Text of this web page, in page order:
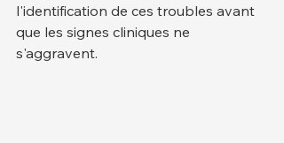
l'identification de ces troubles avant
que les signes cliniques ne
s'aggravent.